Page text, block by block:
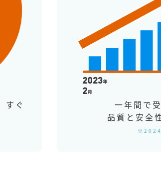
すぐ
一年間で
品質と安全
※2024